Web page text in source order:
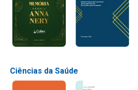
Ciências da Saúde